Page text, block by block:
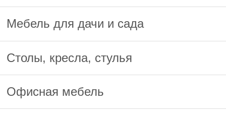
Мебель для дачи и сада
Столы, кресла, стулья
Офисная мебель